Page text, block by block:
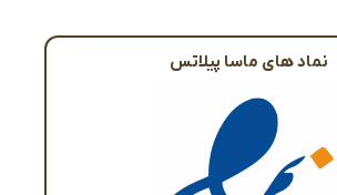
نماد های ماسا پیلاتس